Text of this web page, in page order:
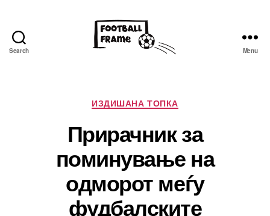
Search Menu
Categories
ИЗДИШАНА ТОПКА
Прирачник за
поминување на
одморот меѓу
фудбалските